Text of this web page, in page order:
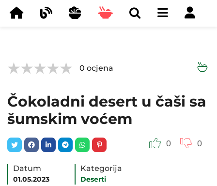


 0 ocjena
Čokoladni desert u čaši sa
šumskim voćem
0 0
Datum
01.05.2023
Kategorija
Deserti